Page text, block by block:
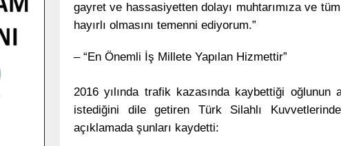
gayret ve hassasiyetten dolayı muhtarımıza ve
hayırlı olmasını temenni ediyorum.”
– “En Önemli İş Millete Yapılan Hizmettir”
2016 yılında trafik kazasında kaybettiği oğlunun
istediğini dile getiren Türk Silahlı
açıklamada şunları kaydetti: